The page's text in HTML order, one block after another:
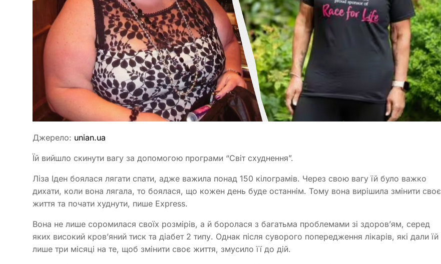
Джерело: unian.ua
Їй вийшло скинути вагу за допомогою програми “Світ схуднення”.
Ліза Іден боялася лягати спати, адже важила понад 150 кілограмів. Через свою вагу їй було важко
дихати, коли вона лягала, то боялася, що кожен день буде останнім. Тому вона вирішила змінити своє
життя та почати худнути, пише Express.
Вона не лише соромилася своїх розмірів, а й боролася з багатьма проблемами зі здоров’ям, серед
яких високий кров’яний тиск та діабет 2 типу. Однак після суворого попередження лікарів, які дали їй
лише три місяці на те, щоб змінити своє життя, змусило її до дій.